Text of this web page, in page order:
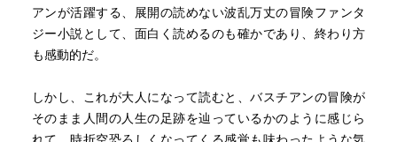
アンが活躍する、展開の読めない波乱万丈の冒険ファンタ
ジー小説として、面白く読めるのも確かであり、終わり方
も感動的だ。
しかし、これが大人になって読むと、バスチアンの冒険が
そのまま人間の人生の足跡を辿っているかのように感じら